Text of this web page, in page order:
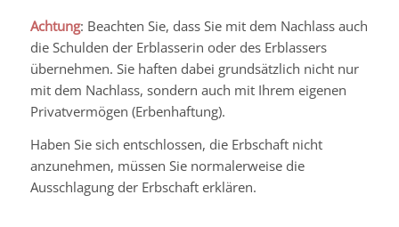
Achtung: Beachten Sie, dass Sie mit dem Nachlass auch
die Schulden der Erblasserin oder des Erblassers
übernehmen. Sie haften dabei grundsätzlich nicht nur
mit dem Nachlass, sondern auch mit Ihrem eigenen
Privatvermögen (Erbenhaftung).
Haben Sie sich entschlossen, die Erbschaft nicht
anzunehmen, müssen Sie normalerweise die
Ausschlagung der Erbschaft erklären.